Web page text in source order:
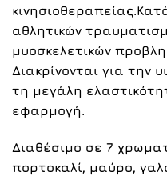
κινησιοθεραπείας.Κ
αθλητικών
μυοσκελετικών
Διακρίνονται για την
τη μεγάλη
εφαρμογή.
Διαθέσιμο σε 7
πορτοκαλί, μαύρο,